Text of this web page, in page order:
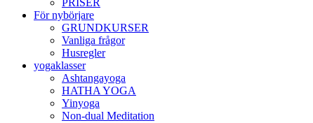
För nybörjare
GRUNDKURSER
Vanliga frågor
Husregler
yogaklasser
Ashtangayoga
HATHA YOGA
Yinyoga
Non-dual Meditation